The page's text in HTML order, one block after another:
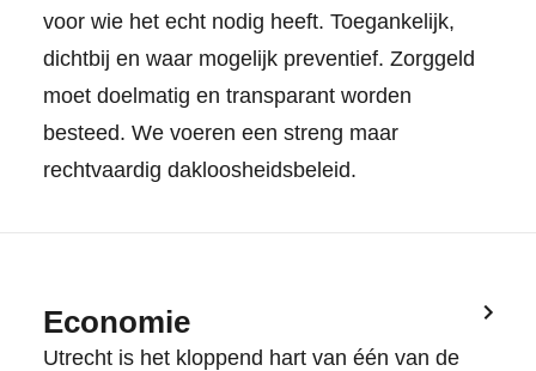
voor wie het echt nodig heeft. Toegankelijk,
dichtbij en waar mogelijk preventief. Zorggeld
moet doelmatig en transparant worden
besteed. We voeren een streng maar
rechtvaardig dakloosheidsbeleid.
Economie
Utrecht is het kloppend hart van één van de